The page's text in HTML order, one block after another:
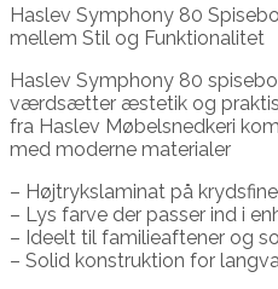
Haslev Symphony 80
mellem Stil og Funktionalitet
Haslev Symphony 80
værdsætter æstetik og
fra Haslev Møbelsnedkeri
med moderne materialer
– Højtrykslaminat på
– Lys farve der passer ind i
– Ideelt til familieaftener og
– Solid konstruktion for